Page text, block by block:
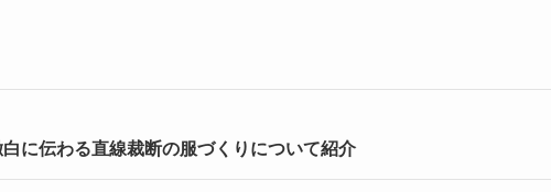
に伝わる直線裁断の服づくりについて紹介